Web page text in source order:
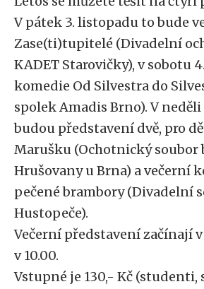
V pátek 3. listopadu to bude
Zase(ti)tupitelé (Divadelní
KADET Starovičky), v sobotu
komedie Od Silvestra do
spolek Amadis Brno). V
budou představení dvě, pro
Marušku (Ochotnický
Hrušovany u Brna) a večerní
pečené brambory (Divadelní
Hustopeče).
Večerní představení začínají v
v 10.00.
Vstupné je 130,- Kč (studenti,